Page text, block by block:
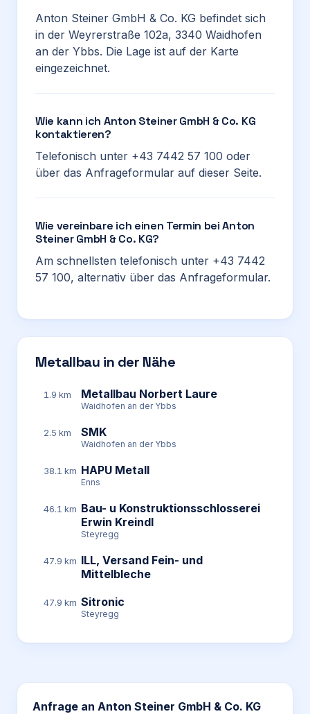
Anton Steiner GmbH & Co. KG befindet sich
in der Weyrerstraße 102a, 3340 Waidhofen
an der Ybbs. Die Lage ist auf der Karte
eingezeichnet.
Wie kann ich Anton Steiner GmbH & Co. KG
kontaktieren?
Telefonisch unter +43 7442 57 100 oder
über das Anfrageformular auf dieser Seite.
Wie vereinbare ich einen Termin bei Anton
Steiner GmbH & Co. KG?
Am schnellsten telefonisch unter +43 7442
57 100, alternativ über das Anfrageformular.
Metallbau in der Nähe
1.9 km Metallbau Norbert Laure
Waidhofen an der Ybbs
2.5 km SMK
Waidhofen an der Ybbs
38.1 km HAPU Metall
Enns
46.1 km Bau- u Konstruktionsschlosserei
Erwin Kreindl
Steyregg
47.9 km ILL, Versand Fein- und
Mittelbleche
47.9 km Sitronic
Steyregg
Anfrage an Anton Steiner GmbH & Co. KG